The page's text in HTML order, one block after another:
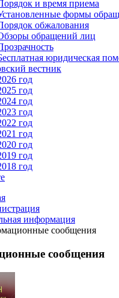
и время приема
формы
обжалования
обращений лиц
юридическая
вестник
год
год
год
год
год
год
год
год
год
информация
сообщения
сообщения